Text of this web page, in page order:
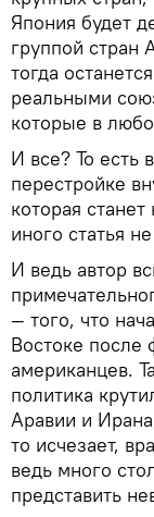
Япония будет
группой стран
тогда
реальными
которые в
И все? То есть
перестройке
которая
иного статья
И ведь автор
— того, что
Востоке после
американцев.
политика
Аравии и
то исчезает,
ведь много
представить